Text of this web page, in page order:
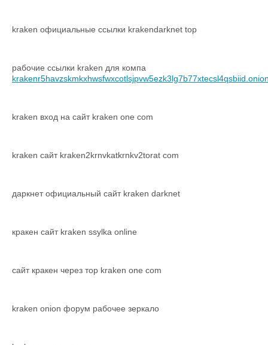
kraken официальные ссылки krakendarknet top
рабочие ссылки kraken для компа
kraken вход на сайт kraken one com
kraken сайт kraken2krnvkatkrnkv2torat com
даркнет официальный сайт kraken darknet
кракен сайт kraken ssylka online
сайт кракен через тор kraken one com
kraken onion форум рабочее зеркало